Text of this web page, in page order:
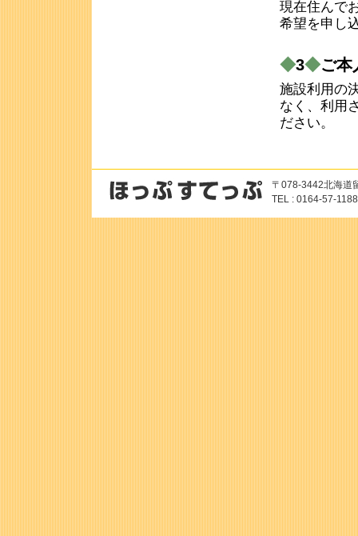
現在住んで
希望を申し
◆3◆ご本
施設利用の
なく、利用
ださい。
〒078-3442北海道
TEL : 0164-57-